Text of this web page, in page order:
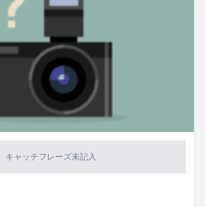
キャッチフレーズ未記入